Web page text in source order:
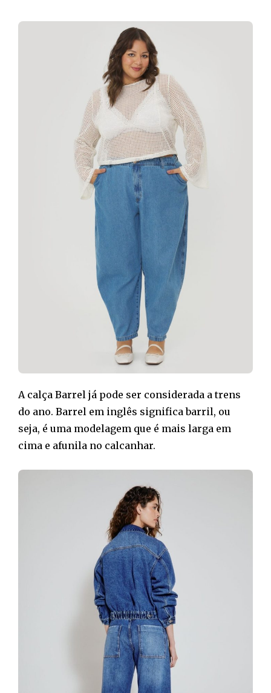
A calça Barrel já pode ser considerada a trens
do ano. Barrel em inglês significa barril, ou
seja, é uma modelagem que é mais larga em
cima e afunila no calcanhar.